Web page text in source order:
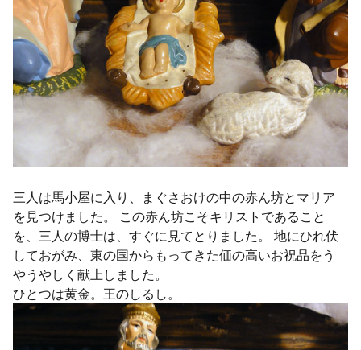
三人は馬小屋に入り、まぐさおけの中の赤ん坊とマリア
を見つけました。 この赤ん坊こそキリストであること
を、三人の博士は、すぐに見てとりました。 地にひれ伏
しておがみ、東の国からもってきた価の高いお祝品をう
やうやしく献上しました。
ひとつは黄金。王のしるし。